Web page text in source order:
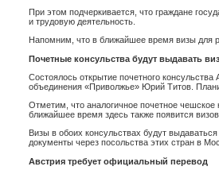
При этом подчеркивается, что граждане
и трудовую деятельность.
Напомним, что в ближайшее время визы для
Почетные консульства будут выдавать
Состоялось открытие почетного
объединения «Приволжье» Юрий Титов.
Отметим, что аналогичное почетное чешское
ближайшее время здесь также появится
Визы в обоих консульствах будут
документы через посольства этих стран в
Австрия требует официальный перевод